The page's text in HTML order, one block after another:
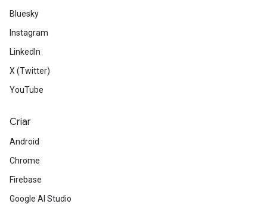
Bluesky
Instagram
LinkedIn
X (Twitter)
YouTube
Criar
Android
Chrome
Firebase
Google AI Studio